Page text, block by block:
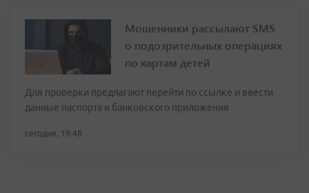
Мошенники рассылают SMS
о подозрительных операциях
по картам детей
Для проверки предлагают перейти по ссылке и ввести
данные паспорта и банковского приложения
сегодня, 19:48